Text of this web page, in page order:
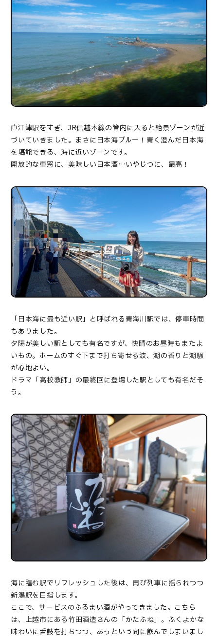
直江津駅をすぎ、JR信越本線の管内に入ると絶景ゾーンが近
づいていきました。まさに日本海ブルー！青く澄んだ日本海
を堪能できる、海に近いゾーンです。
開放的な車窓に、美味しい日本酒…いやじつに、最高！
「日本海に最も近い駅」と呼ばれる青海川駅では、停車時間
もありました。
夕陽が美しい駅としても有名ですが、快晴のお昼時もまたよ
いもの。ホームのすぐ下まで打ち寄せる波、潮の香りと潮騒
が心地よい。
ドラマ「高校教師」の最終回に登場した駅としても有名だそ
う。
海に臨む駅でリフレッシュした後は、再び列車に揺られつつ
新潟駅を目指します。
ここで、サービスのふるまい酒がやってきました。こちら
は、上越市にある竹田酒造さんの「かたふね」。ふくよかな
味わいに舌鼓を打ちつつ、あっという間に飲んでしまいまし